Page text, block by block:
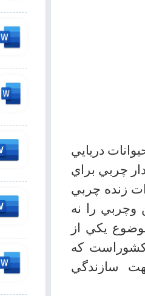
دريايي
چربي براي
زنده چربي
وچربي را نه
يكي از
كه
سازندگي